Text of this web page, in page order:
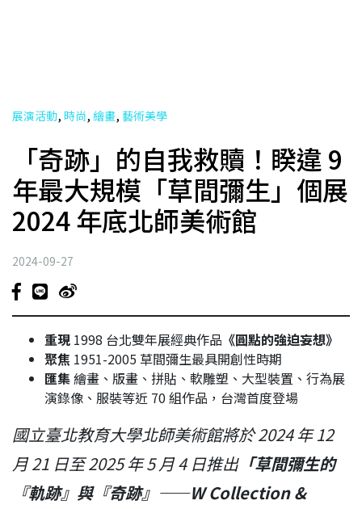
展演活動, 時尚, 繪畫, 藝術美學
「奇跡」的自我救贖！睽違 9
年最大規模「草間彌生」個展
2024 年底北師美術館
2024-09-27
重現 1998 台北雙年展經典作品 《圓點的強迫妄想》
聚焦 1951-2005 草間彌生最具開創性時期
匯集繪畫、版畫、拼貼、軟雕塑、大型裝置、行為展
演錄像、服裝等近 70 組作品，台灣首度登場
國立臺北教育大學北師美術館將於 2024 年 12
月 21 日至 2025 年 5 月 4 日推出「草間彌生的
『軌跡』與『奇跡』——W Collection &